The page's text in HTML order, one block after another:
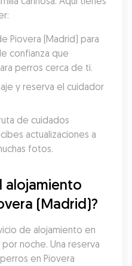
Piovera (Madrid) para
confianza que
perros cerca de ti.
y reserva el cuidador
de cuidados
actualizaciones a
fotos.
alojamiento
(Madrid)?
de alojamiento en
noche. Una reserva
en Piovera